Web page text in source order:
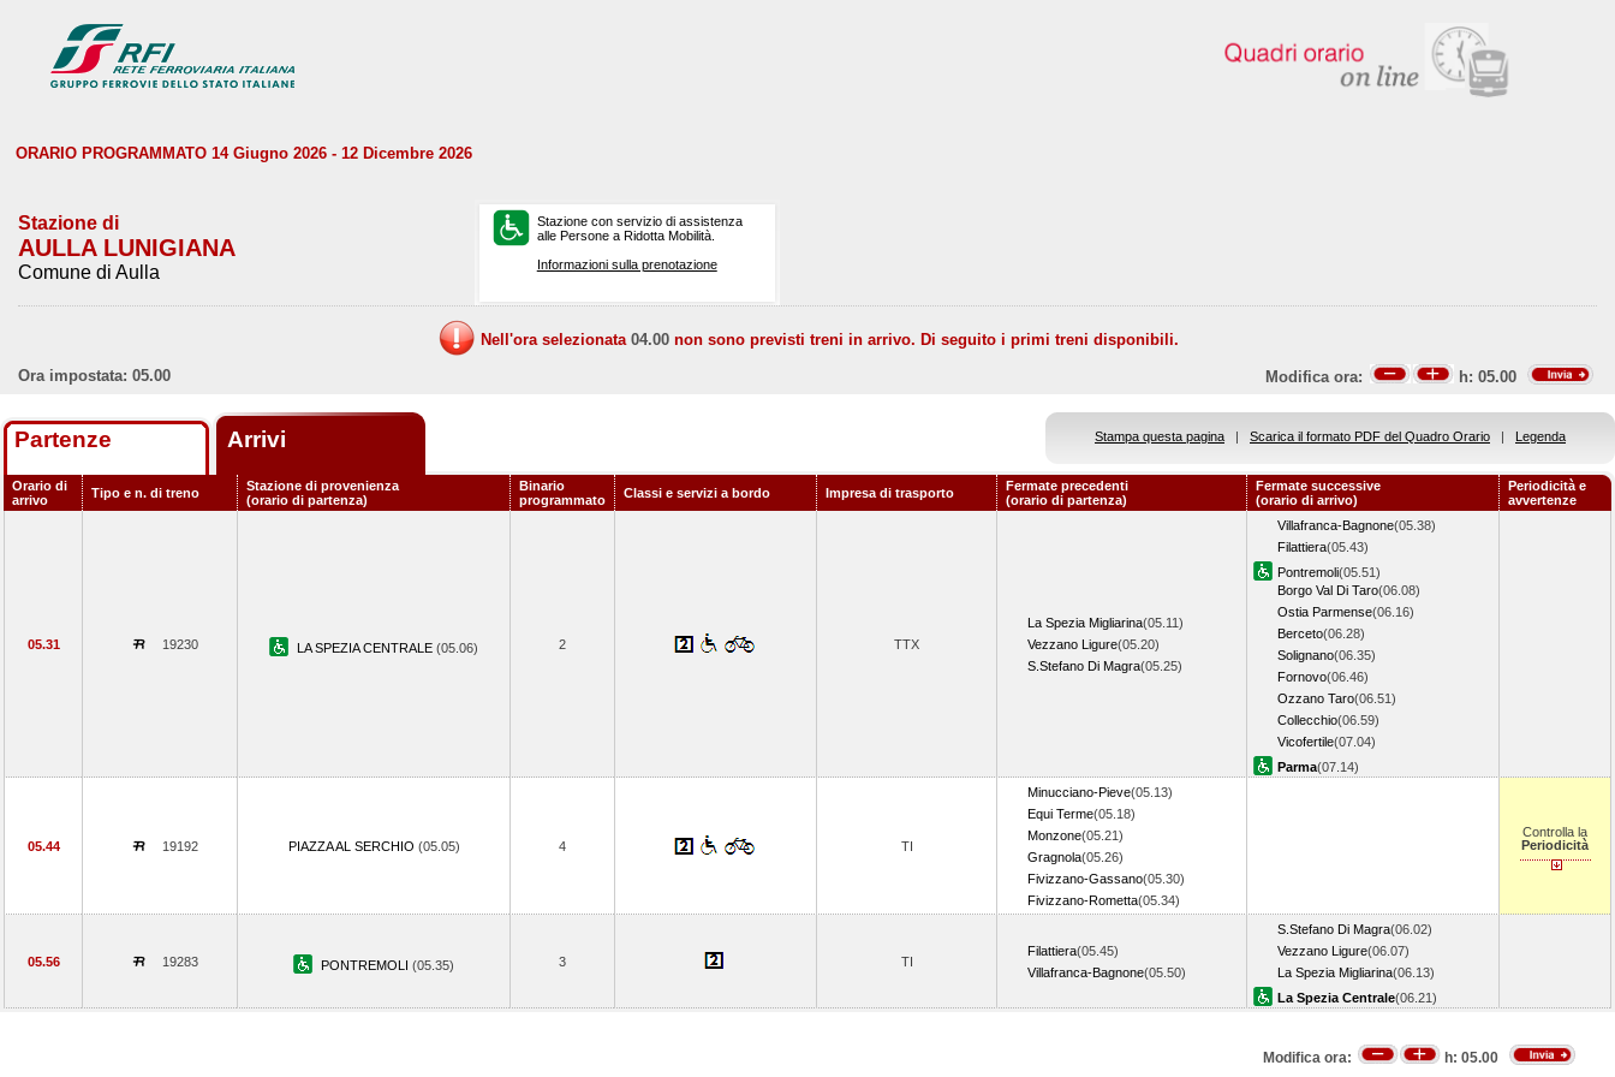
ORARIO PROGRAMMATO 14 Giugno 2026 - 12 Dicembre 2026
Stazione di
AULLA LUNIGIANA
Comune di Aulla
Stazione con servizio di assistenza
alle Persone a Ridotta Mobilità.
Informazioni sulla prenotazione
Nell'ora selezionata 04.00 non sono previsti treni in arrivo. Di seguito i primi treni disponibili.
Ora impostata: 05.00
Modifica ora: h: 05.00
Partenze Arrivi Stampa questa pagina | Scarica il formato PDF del Quadro Orario | Legenda
Orario di
arrivo
Tipo e n. di treno
Stazione di provenienza
(orario di partenza)
Binario
programmato
Classi e servizi a bordo Impresa di trasporto
Fermate precedenti
(orario di partenza)
Fermate successive
(orario di arrivo)
Periodicità e
avvertenze
05.31 19230 LA SPEZIA CENTRALE (05.06) 2 TTX
La Spezia Migliarina(05.11)
Vezzano Ligure(05.20)
S.Stefano Di Magra(05.25)
Villafranca-Bagnone(05.38)
Filattiera(05.43)
Pontremoli(05.51)
Borgo Val Di Taro(06.08)
Ostia Parmense(06.16)
Berceto(06.28)
Solignano(06.35)
Fornovo(06.46)
Ozzano Taro(06.51)
Collecchio(06.59)
Vicofertile(07.04)
Parma(07.14)
05.44 19192 PIAZZA AL SERCHIO (05.05) 4 TI
Minucciano-Pieve(05.13)
Equi Terme(05.18)
Monzone(05.21)
Gragnola(05.26)
Fivizzano-Gassano(05.30)
Fivizzano-Rometta(05.34)
Controlla la
Periodicità
05.56 19283 PONTREMOLI (05.35) 3 TI
Filattiera(05.45)
Villafranca-Bagnone(05.50)
S.Stefano Di Magra(06.02)
Vezzano Ligure(06.07)
La Spezia Migliarina(06.13)
La Spezia Centrale(06.21)
Modifica ora: h: 05.00